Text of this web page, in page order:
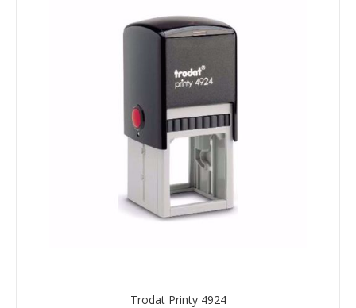
Trodat Printy 4924